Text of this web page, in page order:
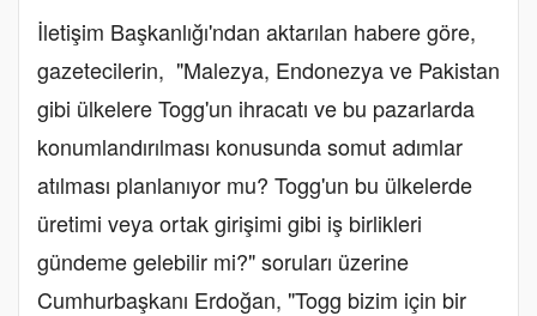
İletişim Başkanlığı'ndan aktarılan habere göre,
gazetecilerin, "Malezya, Endonezya ve Pakistan
gibi ülkelere Togg'un ihracatı ve bu pazarlarda
konumlandırılması konusunda somut adımlar
atılması planlanıyor mu? Togg'un bu ülkelerde
üretimi veya ortak girişimi gibi iş birlikleri
gündeme gelebilir mi?" soruları üzerine
Cumhurbaşkanı Erdoğan, "Togg bizim için bir